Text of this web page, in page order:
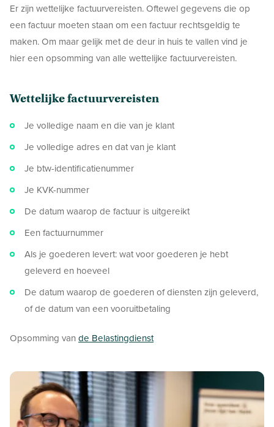
Er zijn wettelijke factuurvereisten. Oftewel gegevens die op
een factuur moeten staan om een factuur rechtsgeldig te
maken. Om maar gelijk met de deur in huis te vallen vind je
hier een opsomming van alle wettelijke factuurvereisten.
Wettelijke factuurvereisten
Je volledige naam en die van je klant
Je volledige adres en dat van je klant
Je btw-identificatienummer
Je KVK-nummer
De datum waarop de factuur is uitgereikt
Een factuurnummer
Als je goederen levert: wat voor goederen je hebt
geleverd en hoeveel
De datum waarop de goederen of diensten zijn geleverd,
of de datum van een vooruitbetaling
Opsomming vande Belastingdienst